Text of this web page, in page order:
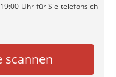
Uhr für Sie telefonsich
scannen